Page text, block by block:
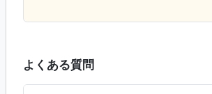
よくある質問